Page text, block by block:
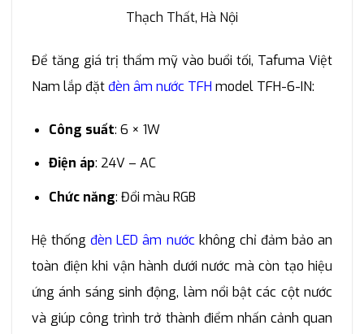
Để tăng giá trị thẩm mỹ vào buổi tối, Tafuma Việt
Nam lắp đặt đèn âm nước TFH model TFH-6-IN:
Công suất: 6 × 1W
Điện áp: 24V – AC
Chức năng: Đổi màu RGB
Hệ thống đèn LED âm nướckhông chỉ đảm bảo an
toàn điện khi vận hành dưới nước mà còn tạo hiệu
ứng ánh sáng sinh động, làm nổi bật các cột nước
và giúp công trình trở thành điểm nhấn cảnh quan